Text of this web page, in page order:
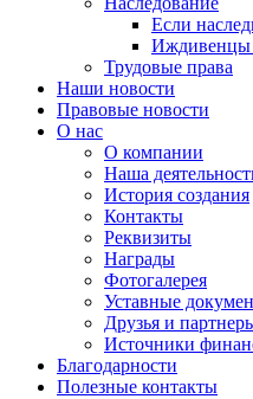
Если
Иждивенцы
Трудовые права
Наши новости
Правовые новости
О нас
О компании
Наша
История создания
Контакты
Реквизиты
Награды
Фотогалерея
Уставные
Друзья и
Источники
Благодарности
Полезные контакты